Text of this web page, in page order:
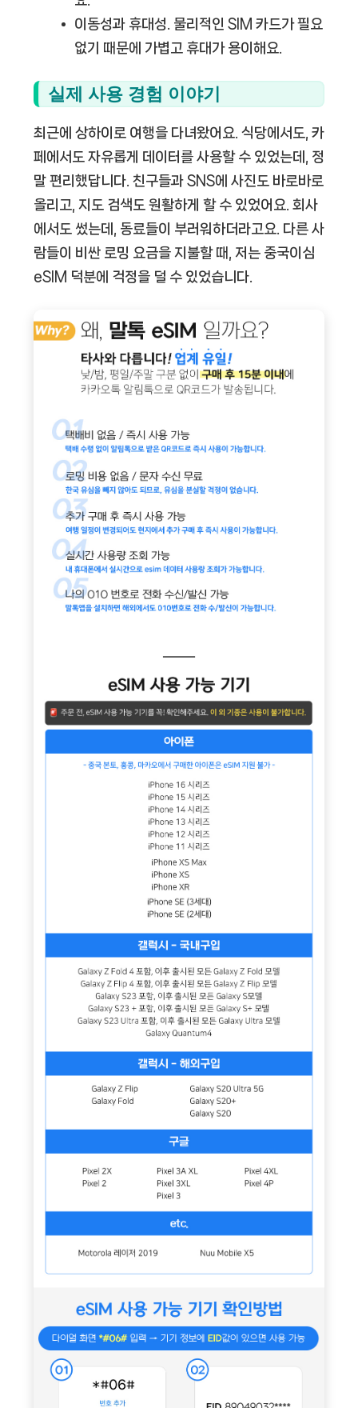
이동성과 휴대성. 물리적인 SIM 카드가 필요
없기 때문에 가볍고 휴대가 용이해요.
실제 사용 경험 이야기
최근에 상하이로 여행을 다녀왔어요. 식당에서도, 카
페에서도 자유롭게 데이터를 사용할 수 있었는데, 정
말 편리했답니다. 친구들과 SNS에 사진도 바로바로
올리고, 지도 검색도 원활하게 할 수 있었어요. 회사
에서도 썼는데, 동료들이 부러워하더라고요. 다른 사
람들이 비싼 로밍 요금을 지불할 때, 저는 중국이심
eSIM 덕분에 걱정을 덜 수 있었습니다.